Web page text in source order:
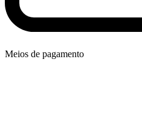
Meios de pagamento